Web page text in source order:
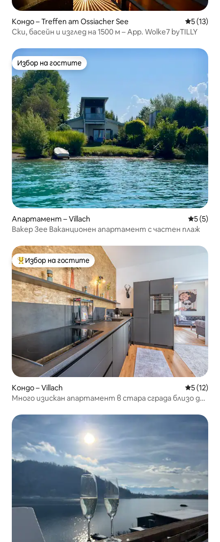
Кондо – Treffen am Ossiacher See Средна
5 (13)
Ски, басейн и изглед на 1500 м – App. Wolke7 byTILLY
Избор на гостите
Избор на гостите
Апартамент – Villach Средна
5 (5)
Вакер Зее Ваканционен апартамент с частен плаж
Най-популярен избор на гостите
Избор на гостите
Кондо – Villach Средна
5 (12)
Много изискан апартамент в стара сграда близо до